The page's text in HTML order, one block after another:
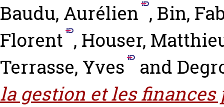
Baudu, Aurélien , Bin,
Florent , Houser,
Terrasse, Yves
and
la gestion et les finances